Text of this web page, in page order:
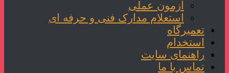
آزمون عملی
استعلام مدارک فنی و حرفه ای
تعمیرگاه
استخدام
راهنمای سایت
تماس با ما